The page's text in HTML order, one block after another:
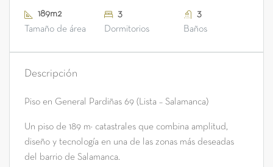
189m2
Tamaño de área
3
Dormitorios
3
Baños
Descripción
Piso en General Pardiñas 69 (Lista – Salamanca)
Un piso de 189 m² catastrales que combina amplitud,
diseño y tecnología en una de las zonas más deseadas
del barrio de Salamanca.